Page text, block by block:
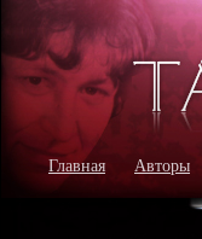
Главная Авторы